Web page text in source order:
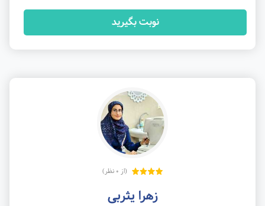
نوبت بگیرید
(از 0 نظر)
زهرا یثربی